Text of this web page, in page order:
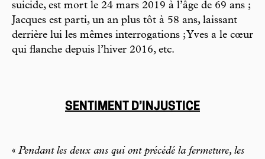
suicide, est mort le 24 mars 2019 à l’âge de 69 ans ;
Jacques est parti, un an plus tôt à 58 ans, laissant
derrière lui les mêmes interrogations ; Yves a le cœur
qui flanche depuis l’hiver 2016, etc.
SENTIMENT D’INJUSTICE
« Pendant les deux ans qui ont précédé la fermeture, les